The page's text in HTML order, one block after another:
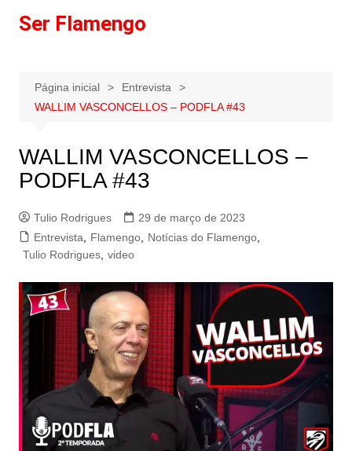
paraSer Flamengo
Página inicial
Entrevista
WALLIM VASCONCELLOS – PODFLA #43
WALLIM VASCONCELLOS –
PODFLA #43
Tulio Rodrigues
29 de março de 2023
Entrevista
Flamengo, Notícias do Flamengo,
Tulio Rodrigues, video